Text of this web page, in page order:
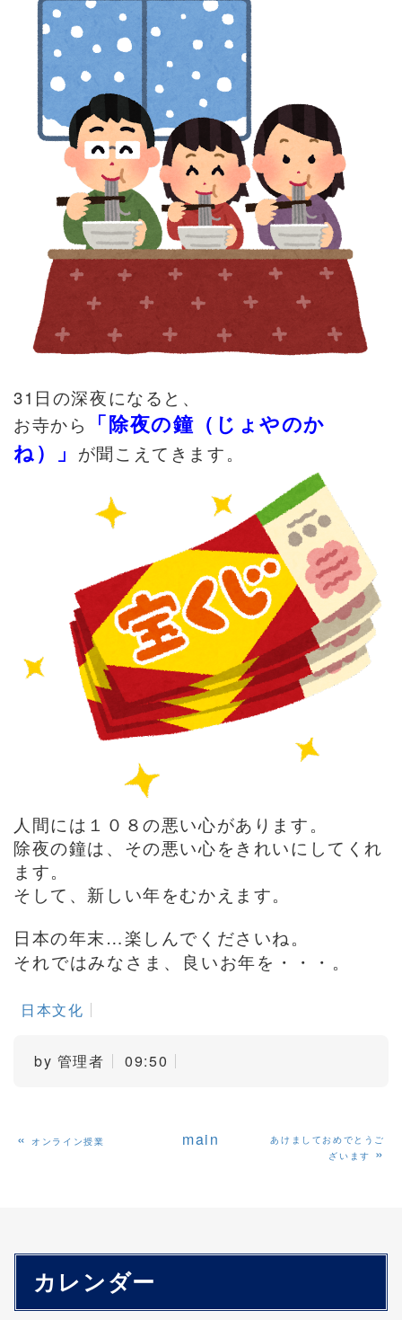
31 日の深夜になると、
お寺から
「除夜の鐘（じょやのか
ね）」 が聞こえてきます。
人間には１０８の悪い心があります。
除夜の鐘は、その悪い心をきれいにしてくれ
ます。
そして、新しい年をむかえます。
日本の年末…楽しんでくださいね。
それではみなさま、良いお年を・・・。
日本文化
by 管理者 09:50
« オンライン授業 main
あけましておめでとうご
ざいます »
カレンダー